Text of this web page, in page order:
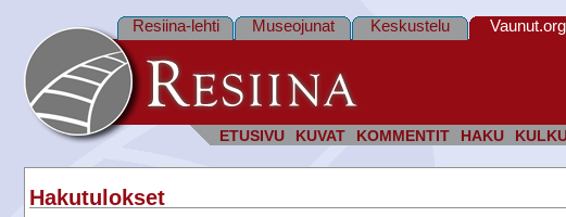
ETUSIVU KUVAT KOMMENTIT HAKU
Resiina-lehti Museojunat Keskustelu Vaunut.org
Hakutulokset